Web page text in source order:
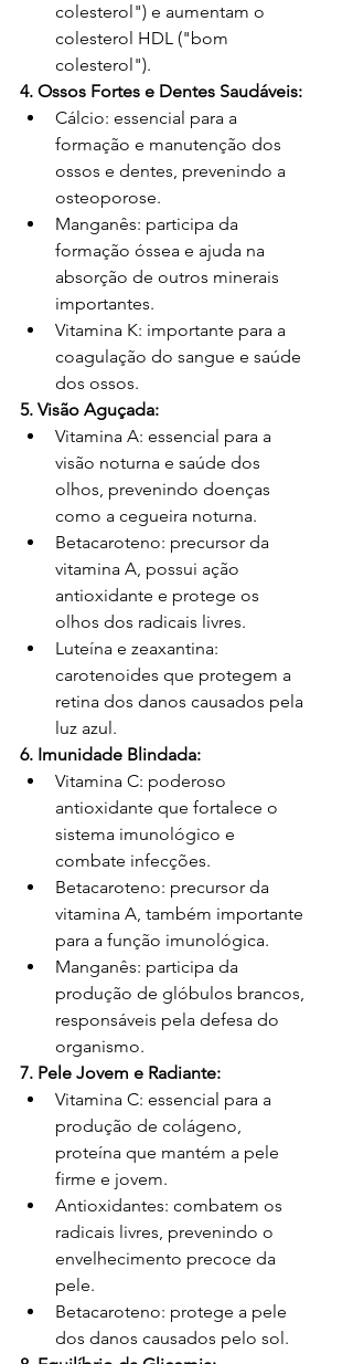
colesterol") e aumentam o
colesterol HDL ("bom
colesterol").
4. Ossos Fortes e Dentes Saudáveis:
Cálcio: essencial para a
formação e manutenção dos
ossos e dentes, prevenindo a
osteoporose.
Manganês: participa da
formação óssea e ajuda na
absorção de outros minerais
importantes.
Vitamina K: importante para a
coagulação do sangue e saúde
dos ossos.
5. Visão Aguçada:
Vitamina A: essencial para a
visão noturna e saúde dos
olhos, prevenindo doenças
como a cegueira noturna.
Betacaroteno: precursor da
vitamina A, possui ação
antioxidante e protege os
olhos dos radicais livres.
Luteína e zeaxantina:
carotenoides que protegem a
retina dos danos causados pela
luz azul.
6. Imunidade Blindada:
Vitamina C: poderoso
antioxidante que fortalece o
sistema imunológico e
combate infecções.
Betacaroteno: precursor da
vitamina A, também importante
para a função imunológica.
Manganês: participa da
produção de glóbulos brancos,
responsáveis pela defesa do
organismo.
7. Pele Jovem e Radiante:
Vitamina C: essencial para a
produção de colágeno,
proteína que mantém a pele
firme e jovem.
Antioxidantes: combatem os
radicais livres, prevenindo o
envelhecimento precoce da
pele.
Betacaroteno: protege a pele
dos danos causados pelo sol.